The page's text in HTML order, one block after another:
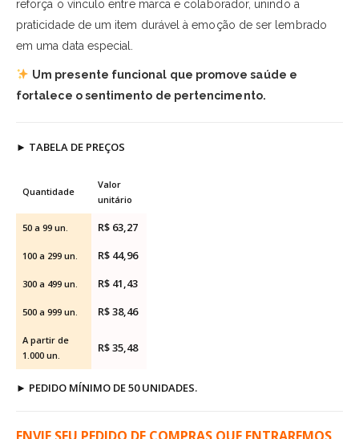
reforça o vínculo entre marca e colaborador, unindo a
praticidade de um item durável à emoção de ser lembrado
em uma data especial.
Um presente funcional que promove saúde e
fortalece o sentimento de pertencimento.
► TABELA DE PREÇOS
Quantidade
Valor
unitário
50 a 99 un. R$ 63,27
100 a 299 un. R$ 44,96
300 a 499 un. R$ 41,43
500 a 999 un. R$ 38,46
A partir de
1.000 un.
R$ 35,48
► PEDIDO MÍNIMO DE 50 UNIDADES.